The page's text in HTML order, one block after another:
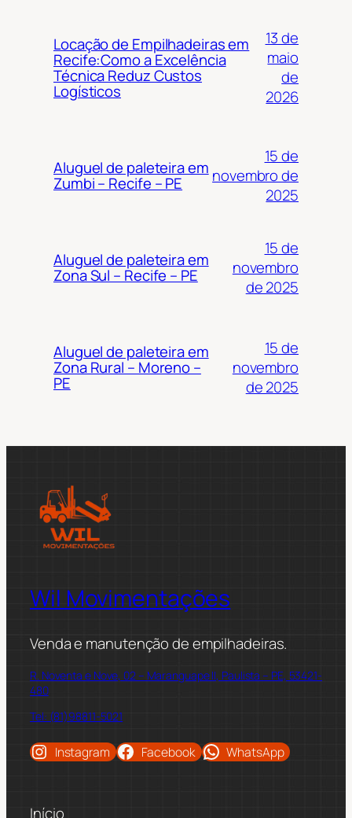
Locação de Empilhadeiras em
Recife:Como a Excelência
Técnica Reduz Custos
Logísticos
13 de
maio
de
2026
Aluguel de paleteira em
Zumbi – Recife – PE
15 de
novembro de
2025
Aluguel de paleteira em
Zona Sul – Recife – PE
15 de
novembro
de 2025
Aluguel de paleteira em
Zona Rural – Moreno –
PE
15 de
novembro
de 2025
Wil Movimentações
Venda e manutenção de empilhadeiras.
R. Noventa e Nove, 02 – Maranguape II, Paulista – PE, 53421-
480
Tel: (81)98811-5021
Instagram Facebook WhatsApp
Início